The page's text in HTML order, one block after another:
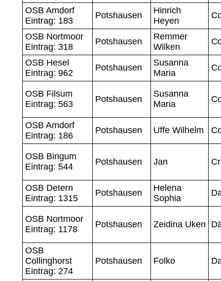
OSB Amdorf
Eintrag: 183
Potshausen
Hinrich
Heyen
OSB Nortmoor
Eintrag: 318
Potshausen
Remmer
Wilken
OSB Hesel
Eintrag: 962
Potshausen
Susanna
Maria
OSB Filsum
Eintrag: 563
Potshausen
Susanna
Maria
OSB Amdorf
Eintrag: 186
Potshausen Uffe Wilhelm
OSB Bingum
Eintrag: 544
Potshausen Jan
OSB Detern
Eintrag: 1315
Potshausen
Helena
Sophia
OSB Nortmoor
Eintrag: 1178
Potshausen Zeidina Uken
OSB
Collinghorst
Eintrag: 274
Potshausen Folko